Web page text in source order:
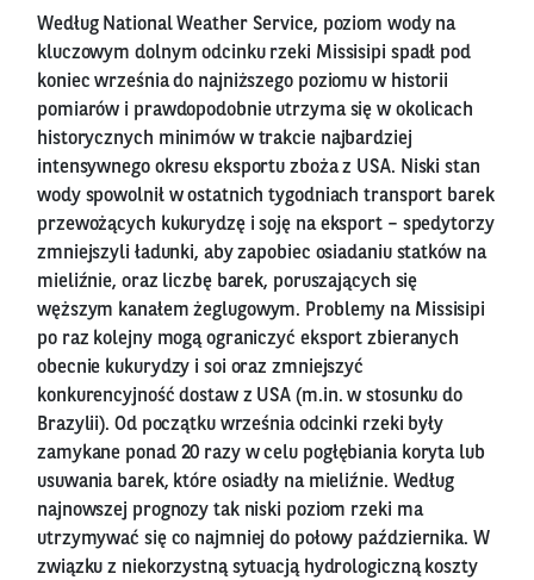
Według National Weather Service, poziom wody na
kluczowym dolnym odcinku rzeki Missisipi spadł pod
koniec września do najniższego poziomu w historii
pomiarów i prawdopodobnie utrzyma się w okolicach
historycznych minimów w trakcie najbardziej
intensywnego okresu eksportu zboża z USA. Niski stan
wody spowolnił w ostatnich tygodniach transport barek
przewożących kukurydzę i soję na eksport – spedytorzy
zmniejszyli ładunki, aby zapobiec osiadaniu statków na
mieliźnie, oraz liczbę barek, poruszających się
węższym kanałem żeglugowym. Problemy na Missisipi
po raz kolejny mogą ograniczyć eksport zbieranych
obecnie kukurydzy i soi oraz zmniejszyć
konkurencyjność dostaw z USA (m.in. w stosunku do
Brazylii). Od początku września odcinki rzeki były
zamykane ponad 20 razy w celu pogłębiania koryta lub
usuwania barek, które osiadły na mieliźnie. Według
najnowszej prognozy tak niski poziom rzeki ma
utrzymywać się co najmniej do połowy października. W
związku z niekorzystną sytuacją hydrologiczną koszty